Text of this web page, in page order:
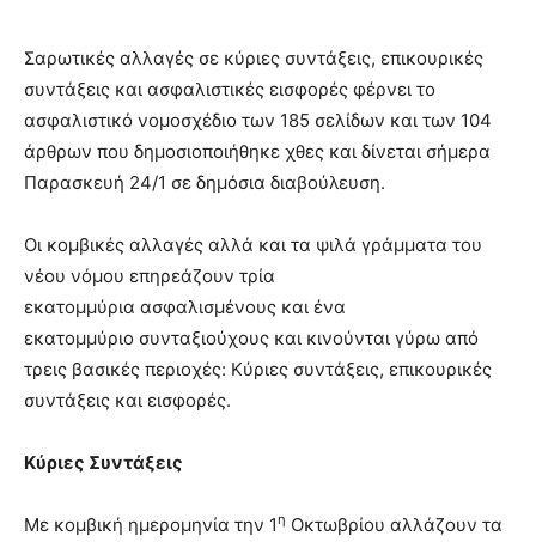
Σαρωτικές αλλαγές σε κύριες συντάξεις, επικουρικές
συντάξεις και ασφαλιστικές εισφορές φέρνει το
ασφαλιστικό νομοσχέδιο των 185 σελίδων και των 104
άρθρων που δημοσιοποιήθηκε χθες και δίνεται σήμερα
Παρασκευή 24/1 σε δημόσια διαβούλευση.
Οι κομβικές αλλαγές αλλά και τα ψιλά γράμματα του
νέου νόμου επηρεάζουν τρία
εκατομμύρια ασφαλισμένους και ένα
εκατομμύριο συνταξιούχους και κινούνται γύρω από
τρεις βασικές περιοχές: Κύριες συντάξεις, επικουρικές
συντάξεις και εισφορές.
Κύριες Συντάξεις
Με κομβική ημερομηνία την 1η Οκτωβρίου αλλάζουν τα